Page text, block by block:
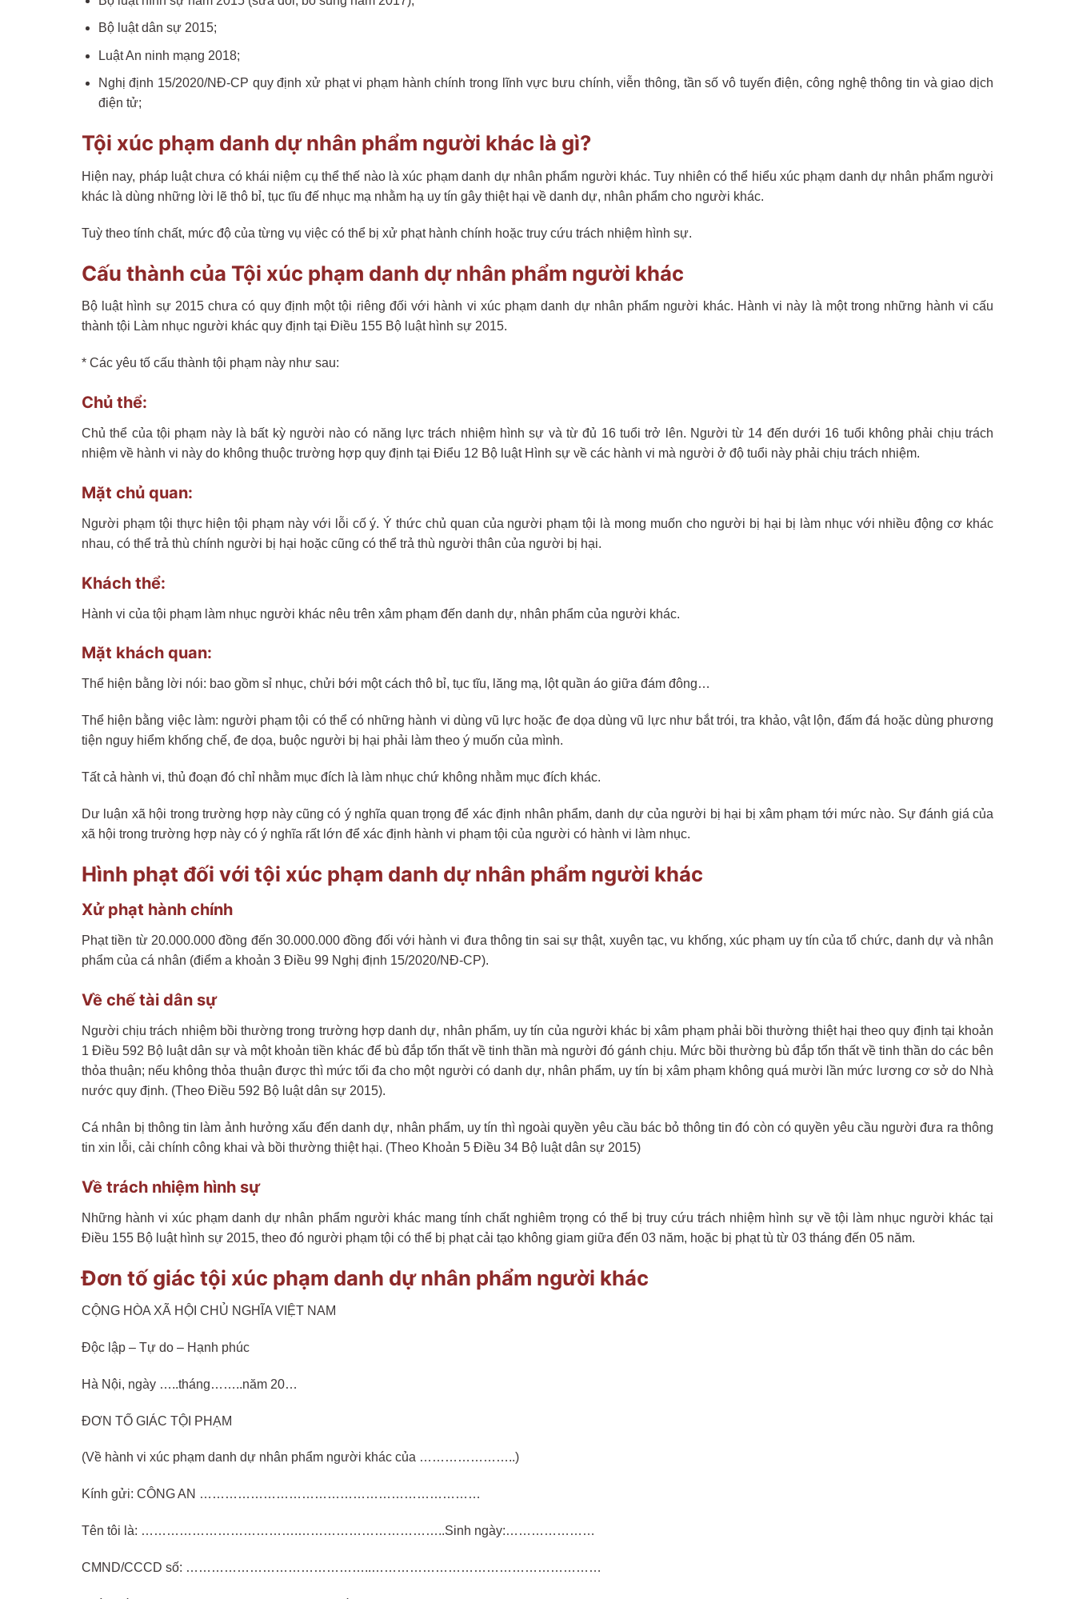
Bộ luật dân sự 2015;
Luật An ninh mạng 2018;
Nghị định 15/2020/NĐ-CP quy định xử phạt vi phạm hành chính trong lĩnh vực bưu chính, viễn thông, tần số vô tuyến điện, công nghệ thông tin và giao dịch
điện tử;
Tội xúc phạm danh dự nhân phẩm người khác là gì?
Hiện nay, pháp luật chưa có khái niệm cụ thể thế nào là xúc phạm danh dự nhân phẩm người khác. Tuy nhiên có thể hiểu xúc phạm danh dự nhân phẩm người
khác là dùng những lời lẽ thô bỉ, tục tĩu đế nhục mạ nhằm hạ uy tín gây thiệt hại về danh dự, nhân phẩm cho người khác.
Tuỳ theo tính chất, mức độ của từng vụ việc có thể bị xử phạt hành chính hoặc truy cứu trách nhiệm hình sự.
Cấu thành của Tội xúc phạm danh dự nhân phẩm người khác
Bộ luật hình sự 2015 chưa có quy định một tội riêng đối với hành vi xúc phạm danh dự nhân phẩm người khác. Hành vi này là một trong những hành vi cấu
thành tội Làm nhục người khác quy định tại Điều 155 Bộ luật hình sự 2015.
* Các yêu tố cấu thành tội phạm này như sau:
Chủ thể:
Chủ thể của tội phạm này là bất kỳ người nào có năng lực trách nhiệm hình sự và từ đủ 16 tuổi trở lên. Người từ 14 đến dưới 16 tuổi không phải chịu trách
nhiệm về hành vi này do không thuộc trường hợp quy định tại Điểu 12 Bộ luật Hình sự về các hành vi mà người ở độ tuổi này phải chịu trách nhiệm.
Mặt chủ quan:
Người phạm tội thực hiện tội phạm này với lỗi cố ý. Ý thức chủ quan của người phạm tội là mong muốn cho người bị hại bị làm nhục với nhiều động cơ khác
nhau, có thể trả thù chính người bị hại hoặc cũng có thể trả thù người thân của người bị hại.
Khách thể:
Hành vi của tội phạm làm nhục người khác nêu trên xâm phạm đến danh dự, nhân phẩm của người khác.
Mặt khách quan:
Thể hiện bằng lời nói: bao gồm sỉ nhục, chửi bới một cách thô bỉ, tục tĩu, lăng mạ, lột quần áo giữa đám đông…
Thể hiện bằng việc làm: người phạm tội có thể có những hành vi dùng vũ lực hoặc đe dọa dùng vũ lực như bắt trói, tra khảo, vật lộn, đấm đá hoặc dùng phương
tiện nguy hiểm khống chế, đe dọa, buộc người bị hại phải làm theo ý muốn của mình.
Tất cả hành vi, thủ đoạn đó chỉ nhằm mục đích là làm nhục chứ không nhằm mục đích khác.
Dư luận xã hội trong trường hợp này cũng có ý nghĩa quan trọng để xác định nhân phẩm, danh dự của người bị hại bị xâm phạm tới mức nào. Sự đánh giá của
xã hội trong trường hợp này có ý nghĩa rất lớn để xác định hành vi phạm tội của người có hành vi làm nhục.
Hình phạt đối với tội xúc phạm danh dự nhân phẩm người khác
Xử phạt hành chính
Phạt tiền từ 20.000.000 đồng đến 30.000.000 đồng đối với hành vi đưa thông tin sai sự thật, xuyên tạc, vu khống, xúc phạm uy tín của tổ chức, danh dự và nhân
phẩm của cá nhân (điểm a khoản 3 Điều 99 Nghị định 15/2020/NĐ-CP).
Về chế tài dân sự
Người chịu trách nhiệm bồi thường trong trường hợp danh dự, nhân phẩm, uy tín của người khác bị xâm phạm phải bồi thường thiệt hại theo quy định tại khoản
1 Điều 592 Bộ luật dân sự và một khoản tiền khác để bù đắp tổn thất về tinh thần mà người đó gánh chịu. Mức bồi thường bù đắp tổn thất về tinh thần do các bên
thỏa thuận; nếu không thỏa thuận được thì mức tối đa cho một người có danh dự, nhân phẩm, uy tín bị xâm phạm không quá mười lần mức lương cơ sở do Nhà
nước quy định. (Theo Điều 592 Bộ luật dân sự 2015).
Cá nhân bị thông tin làm ảnh hưởng xấu đến danh dự, nhân phẩm, uy tín thì ngoài quyền yêu cầu bác bỏ thông tin đó còn có quyền yêu cầu người đưa ra thông
tin xin lỗi, cải chính công khai và bồi thường thiệt hại. (Theo Khoản 5 Điều 34 Bộ luật dân sự 2015)
Về trách nhiệm hình sự
Những hành vi xúc phạm danh dự nhân phẩm người khác mang tính chất nghiêm trọng có thể bị truy cứu trách nhiệm hình sự về tội làm nhục người khác tại
Điều 155 Bộ luật hình sự 2015, theo đó người phạm tội có thể bị phạt cải tạo không giam giữa đến 03 năm, hoặc bị phạt tù từ 03 tháng đến 05 năm.
Đơn tố giác tội xúc phạm danh dự nhân phẩm người khác
CỘNG HÒA XÃ HỘI CHỦ NGHĨA VIỆT NAM
Độc lập – Tự do – Hạnh phúc
Hà Nội, ngày …..tháng……..năm 20…
ĐƠN TỐ GIÁC TỘI PHẠM
(Về hành vi xúc phạm danh dự nhân phẩm người khác của …………………..)
Kính gửi: CÔNG AN …………………………………………………………
Tên tôi là: ……………………………….……………………………..Sinh ngày:…………………
CMND/CCCD số: ……………………………………..………………………………………………